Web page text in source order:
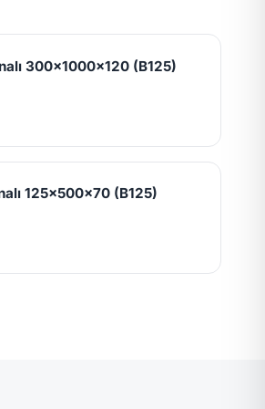
300x1000x120 (B125)
125x500x70 (B125)